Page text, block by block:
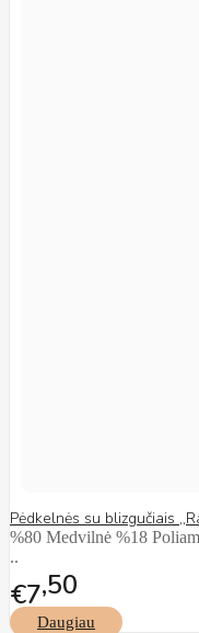
Pėdkelnės su blizgučiais
%80 Medvilnė %18
..
€7 50
Daugiau